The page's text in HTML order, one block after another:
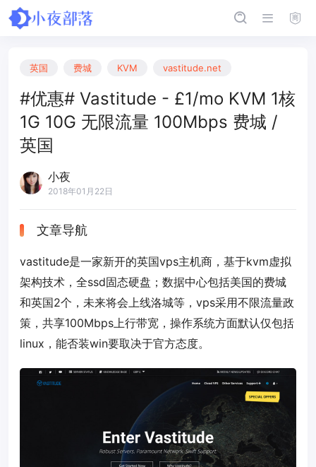
英国 费城 KVM vastitude.net
#优惠# Vastitude - £1/mo KVM 1核
1G 10G 无限流量 100Mbps 费城 /
英国
小夜
2018年01月22日
文章导航
vastitude是一家新开的英国vps主机商，基于kvm虚拟
架构技术，全ssd固态硬盘；数据中心包括美国的费城
和英国2个，未来将会上线洛城等，vps采用不限流量政
策，共享100Mbps上行带宽，操作系统方面默认仅包括
linux，能否装win要取决于官方态度。